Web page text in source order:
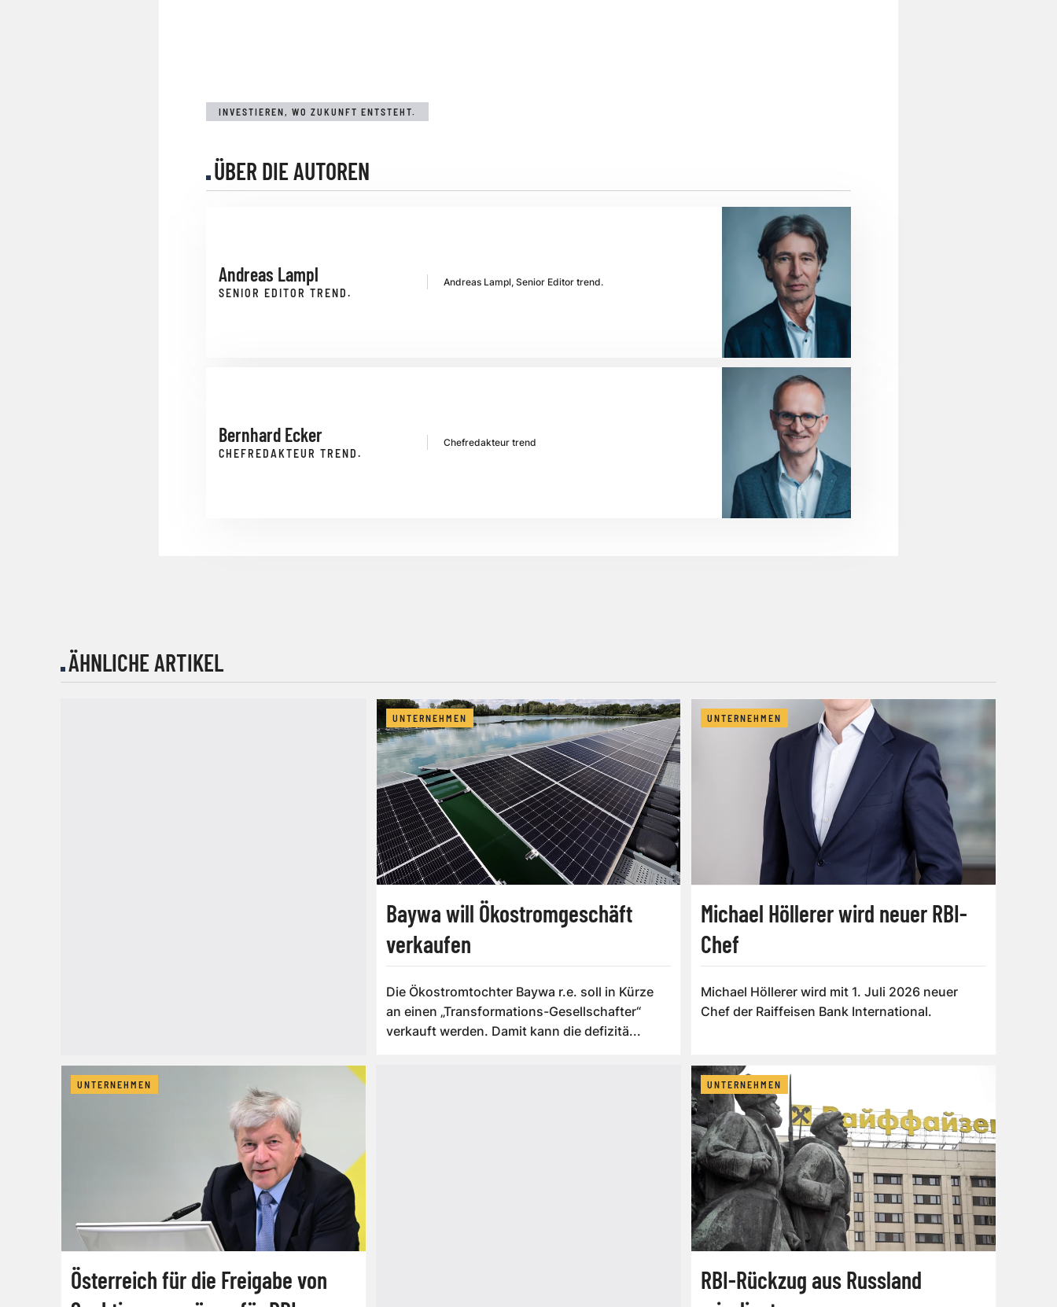
INVESTIEREN, WO ZUKUNFT ENTSTEHT.
ÜBER DIE AUTOREN
Andreas Lampl
SENIOR EDITOR TREND.
Andreas Lampl, Senior Editor trend.
Bernhard Ecker
CHEFREDAKTEUR TREND.
Chefredakteur trend
ÄHNLICHE ARTIKEL
UNTERNEHMEN
Baywa will Ökostromgeschäft
verkaufen
Die Ökostromtochter Baywa r.e. soll in Kürze
an einen „Transformations-Gesellschafter“
verkauft werden. Damit kann die defizitä...
UNTERNEHMEN
Michael Höllerer wird neuer RBI-
Chef
Michael Höllerer wird mit 1. Juli 2026 neuer
Chef der Raiffeisen Bank International.
UNTERNEHMEN
Österreich für die Freigabe von
UNTERNEHMEN
RBI-Rückzug aus Russland